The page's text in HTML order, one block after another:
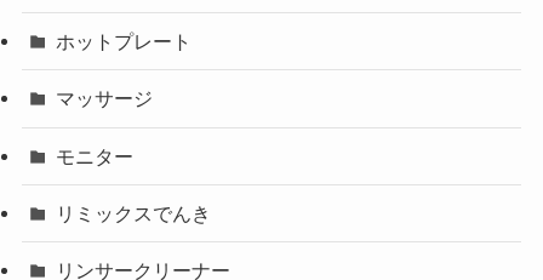
ホットプレート
マッサージ
モニター
リミックスでんき
リンサークリーナー